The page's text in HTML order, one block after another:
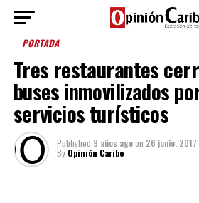
PORTADA
Tres restaurantes
buses inmovilizados
servicios turísticos
Published 9 años agoon 26 junio, 2017
By Opinión Caribe